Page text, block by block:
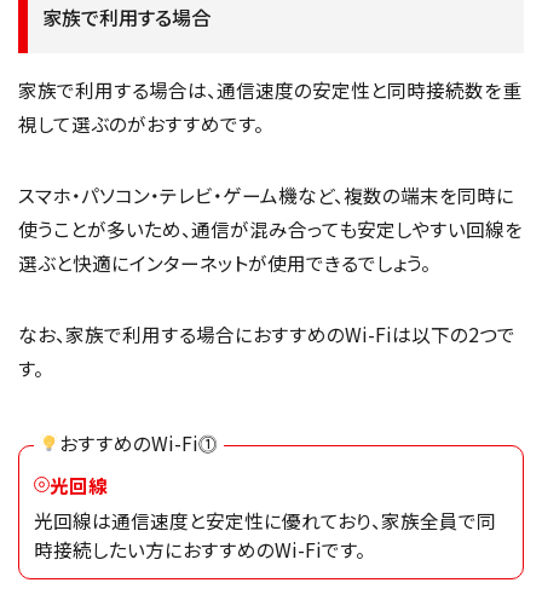
家族で利用する場合
家族で利用する場合は、通信速度の安定性と同時接続数を重
視して選ぶのがおすすめです。
スマホ・パソコン・テレビ・ゲーム機など、複数の端末を同時に
使うことが多いため、通信が混み合っても安定しやすい回線を
選ぶと快適にインターネットが使用できるでしょう。
なお、家族で利用する場合におすすめのWi-Fiは以下の2つで
す。
おすすめのWi-Fi⓵
光回線
光回線は通信速度と安定性に優れており、家族全員で同
時接続したい方におすすめのWi-Fiです。